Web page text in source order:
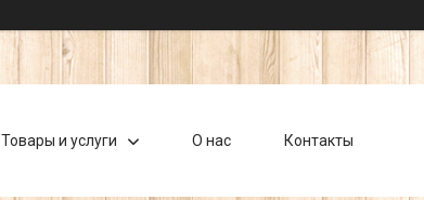
Товары и услуги О нас Контакты